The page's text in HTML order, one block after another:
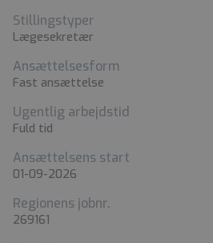
Stillingstyper
Lægesekretær
Ansættelsesform
Fast ansættelse
Ugentlig arbejdstid
Fuld tid
Ansættelsens start
01-09-2026
Regionens jobnr.
269161